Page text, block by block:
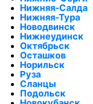
Нижняя-Салда
Нижняя-Тура
Новодвинск
Нижнеудинск
Октябрьск
Осташков
Норильск
Руза
Сланцы
Подольск